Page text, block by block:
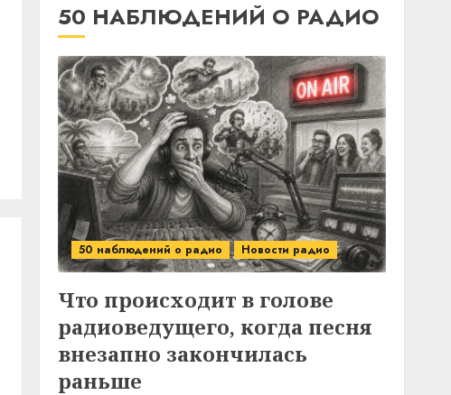
50 НАБЛЮДЕНИЙ О РАДИО
50 наблюдений о радио Новости радио
Что происходит в голове
радиоведущего, когда песня
внезапно закончилась
раньше